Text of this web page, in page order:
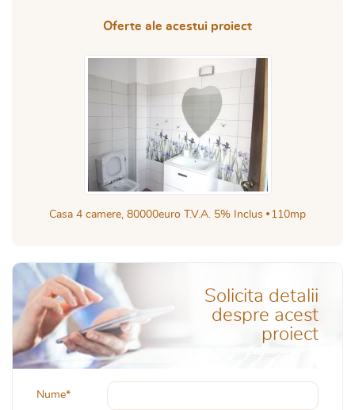
Oferte ale acestui proiect
Casa 4 camere, 80000euro T.V.A. 5% Inclus 110mp
Solicita detalii
despre acest
proiect
Nume*